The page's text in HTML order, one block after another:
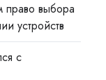
право выбора
устройств
с